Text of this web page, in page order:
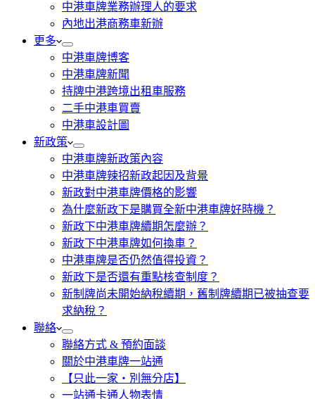
中港車牌業務辦理人的要求
內地出港商務車新辦
更多
中港車牌博客
中港車牌新聞
持牌中港跨境出租車服務
二手中港車買賣
中港車設計圖
新政策
中港車牌新政策內容
中港車牌辣招新政起因及背景
新政對中港車牌價格的影響
為什麼新政下是購買全新中港車牌好時機？
新政下中港車牌續期怎麼辦？
新政下中港車牌如何換車？
中港車牌是否仍然值得投資？
新政下是否還有重點核查制度？
新制牌尚未開始納稅續期，舊制牌續期已被抽查要
求納稅？
聯絡
聯絡方式 & 預約面談
關於中港車牌一站通
【只此一家・別無分店】
一站通卡通人物表情